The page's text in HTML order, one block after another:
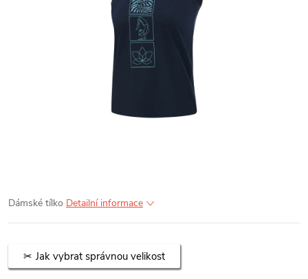
Dámské tílko Detailní informace
Jak vybrat správnou velikost